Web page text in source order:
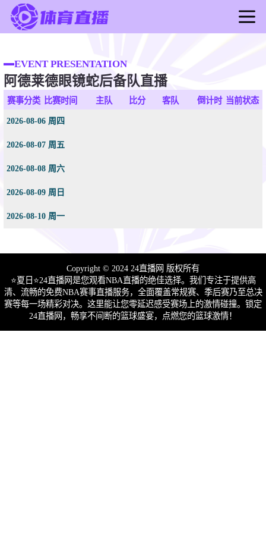
足球直播
篮球直播
足球录像
篮球新闻
EVENT PRESENTATION
阿德莱德眼镜蛇后备队直播
赛事分类 比赛时间 主队 比分 客队 倒计时 当前状态
2026-08-06 周四
2026-08-07 周五
2026-08-08 周六
2026-08-09 周日
2026-08-10 周一
Copyright © 2024 24直播网 版权所有
⭐️夏日⭐24直播网是您观看NBA直播的绝佳选择。我们专注于提供高
清、流畅的免费NBA赛事直播服务，全面覆盖常规赛、季后赛乃至总决
赛等每一场精彩对决。这里能让您零延迟感受赛场上的激情碰撞。锁定
24直播网，畅享不间断的篮球盛宴，点燃您的篮球激情！